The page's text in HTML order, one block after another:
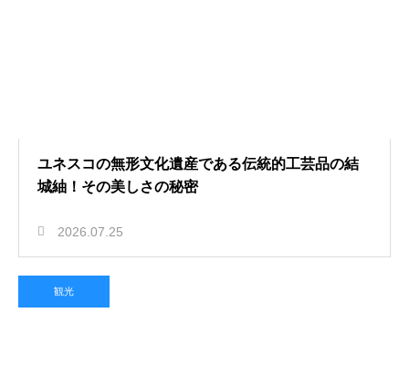
ユネスコの無形文化遺産である伝統的工芸品の結
城紬！その美しさの秘密
2026.07.25
観光